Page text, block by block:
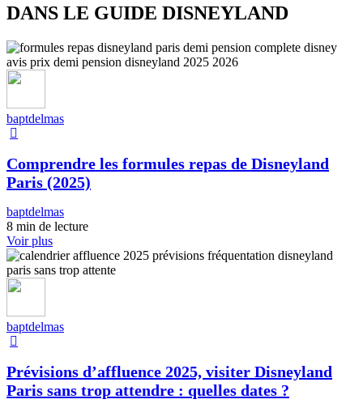
DANS LE GUIDE DISNEYLAND
baptdelmas
Comprendre les formules repas de Disneyland
Paris (2025)
baptdelmas
8 min de lecture
Voir plus
baptdelmas
Prévisions d’affluence 2025, visiter Disneyland
Paris sans trop attendre : quelles dates ?